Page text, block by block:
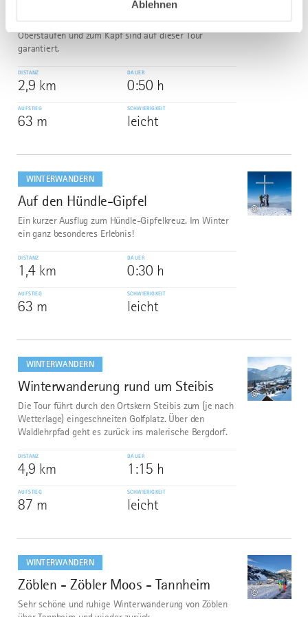
Ablehnen
Dorfmitte bietet sich der geräumte Wanderweg nach
Oberstaufen und zum Kapf sind auf dieser Tour
garantiert.
DISTANZ
2,9 km
DAUER
0:50 h
AUFSTIEG
63 m
SCHWIERIGKEIT
leicht
WINTERWANDERN
6
Auf den Hündle-Gipfel
©
Ein kurzer Ausflug zum Hündle-Gipfelkreuz. Im Winter
ein ganz besonderes Erlebnis!
DISTANZ
1,4 km
DAUER
0:30 h
AUFSTIEG
63 m
SCHWIERIGKEIT
leicht
dazu
WINTERWANDERN
7
Winterwanderung rund um Steibis
©
Die Tour führt durch den Ortskern Steibis zum (je nach
Wetterlage) eingeschneiten Golfplatz. Über den
Waldlehrpfad geht es zurück ins malerische Bergdorf.
DISTANZ
4,9 km
DAUER
1:15 h
AUFSTIEG
87 m
SCHWIERIGKEIT
leicht
dazu
WINTERWANDERN
8
Zöblen - Zöbler Moos - Tannheim
©
Sehr schöne und ruhige Winterwanderung von Zöblen
dazu